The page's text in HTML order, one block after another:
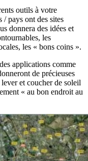
outils à votre
/ pays ont des sites
donnera des idées et
les
les « bons coins ».
applications comme
de précieuses
et coucher de soleil
« au bon endroit au